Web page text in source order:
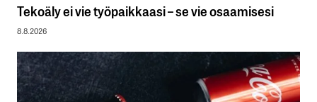
Tekoäly ei vie työpaikkaasi – se vie osaamisesi
8.8.2026